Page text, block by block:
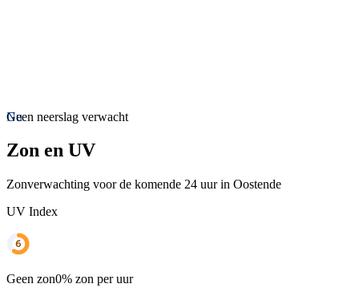
Nu
Geen neerslag verwacht
Zon en UV
Zonverwachting voor de komende 24 uur in Oostende
UV Index
Geen zon0% zon per uur